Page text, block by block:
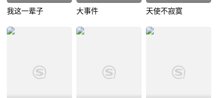
我这一辈子 大事件 天使不寂寞